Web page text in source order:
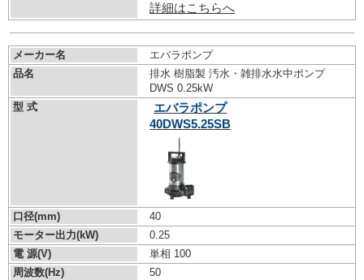
詳細はこちらへ
メーカー名
エバラポンプ
品名
排水 樹脂製 汚水・雑排水水中ポンプ
DWS 0.25kW
型 式
エバラポンプ
40DWS5.25SB
口径(mm)
40
モーター出力(kW)
0.25
電 源(V)
単相 100
周波数(Hz)
50